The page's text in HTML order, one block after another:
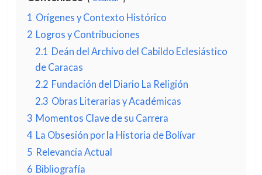
1 Orígenes y Contexto Histórico
2 Logros y Contribuciones
2.1 Deán del Archivo del Cabildo Eclesiástico
de Caracas
2.2 Fundación del Diario La Religión
2.3 Obras Literarias y Académicas
3 Momentos Clave de su Carrera
4 La Obsesión por la Historia de Bolívar
5 Relevancia Actual
6 Bibliografía